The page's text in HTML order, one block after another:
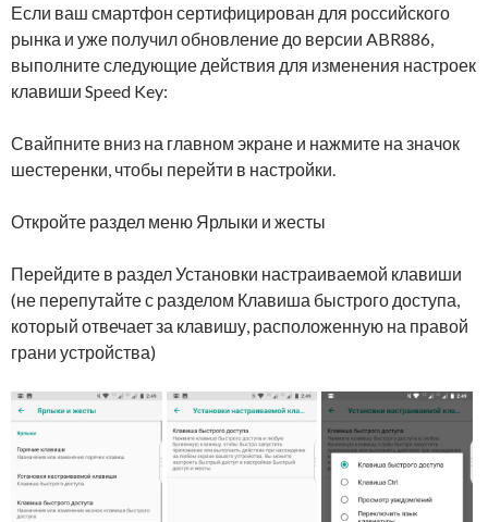
Если ваш смартфон сертифицирован для российского
рынка и уже получил обновление до версии ABR886,
выполните следующие действия для изменения настроек
клавиши Speed Key:
Свайпните вниз на главном экране и нажмите на значок
шестеренки, чтобы перейти в настройки.
Откройте раздел меню Ярлыки и жесты
Перейдите в раздел Установки настраиваемой клавиши
(не перепутайте с разделом Клавиша быстрого доступа,
который отвечает за клавишу, расположенную на правой
грани устройства)